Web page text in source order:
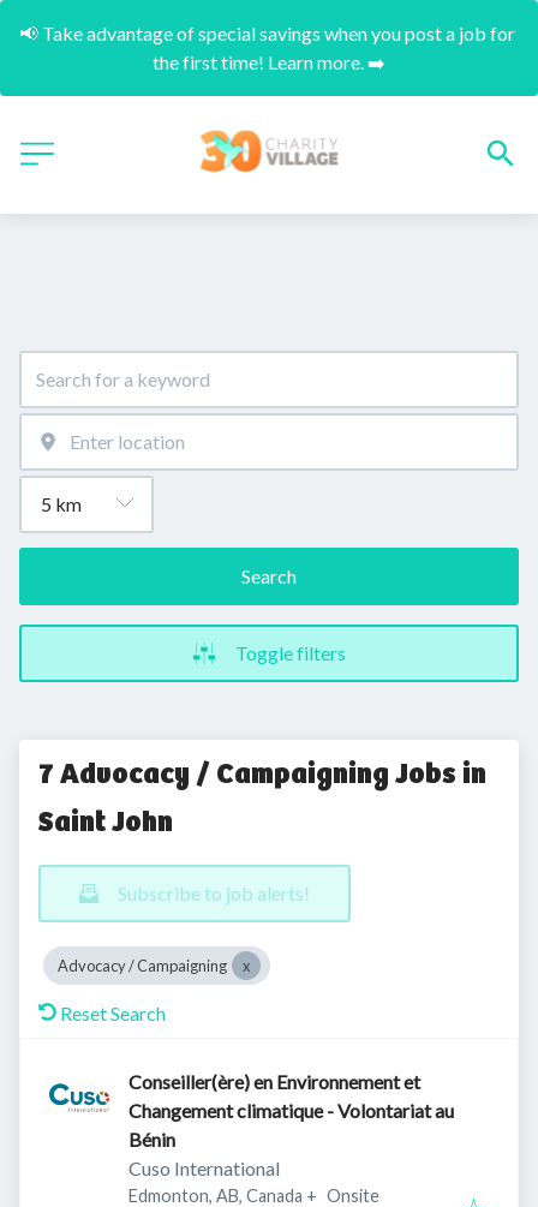
📢 Take advantage of special savings when you post a job for
the first time! Learn more. ➡️
Search
Toggle filters
7 Advocacy / Campaigning Jobs in
Saint John
Subscribe to job alerts!
Advocacy / Campaigning
Reset Search
Conseiller(ère) en Environnement et
Changement climatique - Volontariat au
Bénin
Cuso International
Edmonton, AB, Canada + Onsite